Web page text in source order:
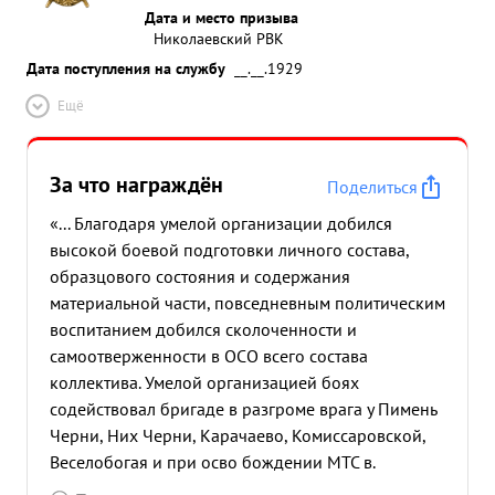
Дата и место призыва
Николаевский РВК
Дата поступления на службу
__.__.1929
Ещё
За что награждён
Поделиться
«... Благодаря умелой организации добился
высокой боевой подготовки личного состава,
образцового состояния и содержания
материальной части, повседневным политическим
воспитанием добился сколоченности и
самоотверженности в ОСО всего состава
коллектива. Умелой организацией боях
содействовал бригаде в разгроме врага у Пимень
Черни, Них Черни, Карачаево, Комиссаровской,
Веселобогая и при осво бождении МТС в.
Серебряковкиевоими внезапными,